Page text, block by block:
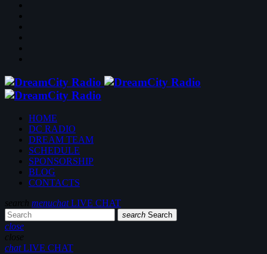
HOME
DC RADIO
DREAM TEAM
SCHEDULE
SPONSORSHIP
BLOG
CONTACTS
search menuchatLIVE CHAT
search Search
close
close
chatLIVE CHAT